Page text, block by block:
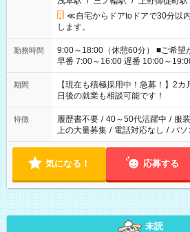
≪自宅からドアtoドアで30分以
します。
勤務時間
9:00～18:00（休憩60分） ■ご希望があれば下記シフトもOK！
早番 7:00～16:00 遅番 10:00～19:00 「家族と休みを合わせ
い」 「余裕を持って夕飯の準備が
たくない」 など、ご希望を教えてくださいね
の方へ 今ご覧のお仕事で希望する
の勤務時間。 合計で週40時間を超
期間
【現在も積極採用中！急募！】2
日後の就業も相談可能です！
特徴 履歴書不要 / 40～50代活躍中 / 服
上の大量募集 / 電話対応なし / パソ
気になる！ 応募する
未読